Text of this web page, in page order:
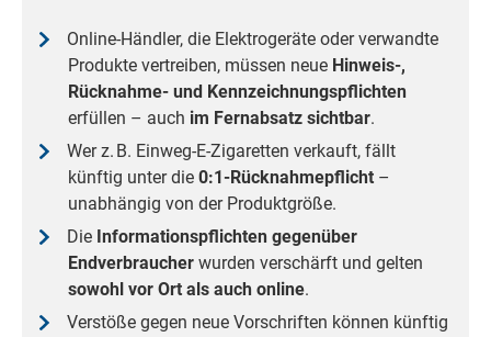
Online-Händler, die Elektrogeräte oder verwandte
Produkte vertreiben, müssen neue Hinweis-,
Rücknahme- und Kennzeichnungspflichten
erfüllen – auch im Fernabsatz sichtbar.
Wer z. B. Einweg-E-Zigaretten verkauft, fällt
künftig unter die 0:1-Rücknahmepflicht–
unabhängig von der Produktgröße.
Die Informationspflichten gegenüber
Endverbraucherwurden verschärft und gelten
sowohl vor Ort als auch online.
Verstöße gegen neue Vorschriften können künftig